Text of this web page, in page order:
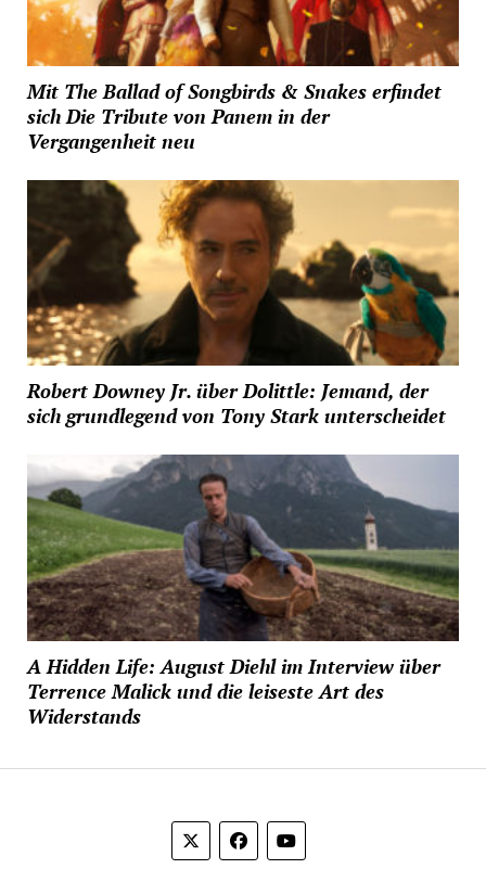
Mit The Ballad of Songbirds & Snakes erfindet
sich Die Tribute von Panem in der
Vergangenheit neu
Robert Downey Jr. über Dolittle: Jemand, der
sich grundlegend von Tony Stark unterscheidet
A Hidden Life: August Diehl im Interview über
Terrence Malick und die leiseste Art des
Widerstands